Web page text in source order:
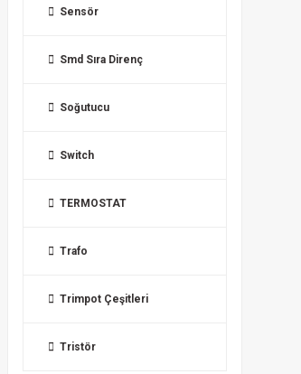
Sensör
Smd Sıra Direnç
Soğutucu
Switch
TERMOSTAT
Trafo
Trimpot Çeşitleri
Tristör